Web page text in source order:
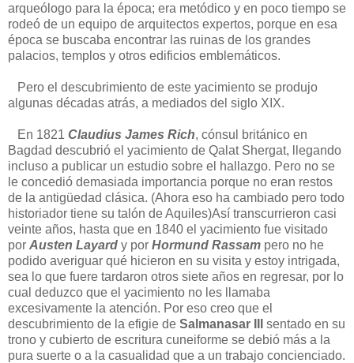
arqueólogo para la época; era metódico y en poco tiempo se
rodeó de un equipo de arquitectos expertos, porque en esa
época se buscaba encontrar las ruinas de los grandes
palacios, templos y otros edificios emblemáticos.
Pero el descubrimiento de este yacimiento se produjo
algunas décadas atrás, a mediados del siglo XIX.
En 1821 Claudius James Rich, cónsul británico en
Bagdad descubrió el yacimiento de Qalat Shergat, llegando
incluso a publicar un estudio sobre el hallazgo. Pero no se
le concedió demasiada importancia porque no eran restos
de la antigüedad clásica. (Ahora eso ha cambiado pero todo
historiador tiene su talón de Aquiles)Así transcurrieron casi
veinte años, hasta que en 1840 el yacimiento fue visitado
por Austen Layard y por Hormund Rassam pero no he
podido averiguar qué hicieron en su visita y estoy intrigada,
sea lo que fuere tardaron otros siete años en regresar, por lo
cual deduzco que el yacimiento no les llamaba
excesivamente la atención. Por eso creo que el
descubrimiento de la efigie de Salmanasar III
sentado en su
trono y cubierto de escritura cuneiforme se debió más a la
pura suerte o a la casualidad que a un trabajo concienciado.